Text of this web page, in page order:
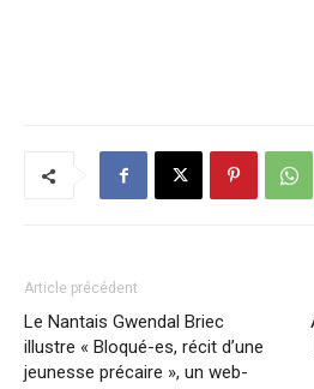
Article précédent
Le Nantais Gwendal Briec
illustre « Bloqué-es, récit d’une
jeunesse précaire », un web-